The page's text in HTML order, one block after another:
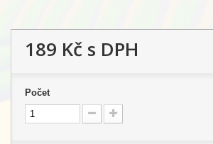
189 Kč s DPH
Počet